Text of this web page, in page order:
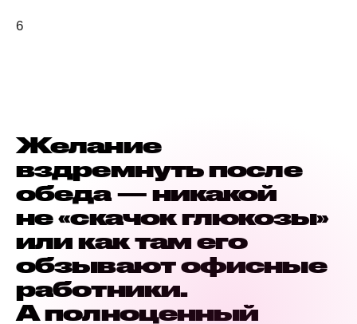
6
Желание
вздремнуть после
обеда — никакой
не «скачок глюкозы»
или как там его
обзывают офисные
работники.
А полноценный